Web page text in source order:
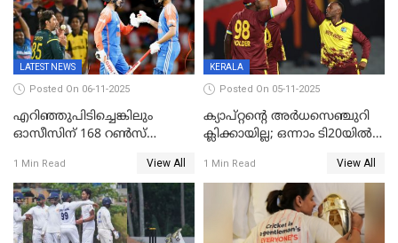
LATEST NEWS
Posted On 06-11-2025
എറിഞ്ഞുപിടിച്ചെങ്കിലും
ഓസീസിന് 168 റൺസ്
1 Min Read View All
KERALA
Posted On 05-11-2025
ക്യാപ്റ്റന്റെ അർധസെഞ്ചുറി
ക്ലിക്കായില്ല; ഒന്നാം ടി20യിൽ
വിൻഡീസിന് ജയം
1 Min Read View All